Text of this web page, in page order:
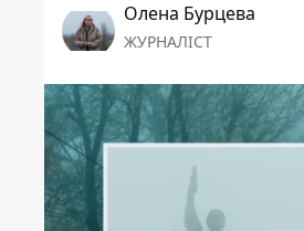
Олена Бурцева
ЖУРНАЛІСТ